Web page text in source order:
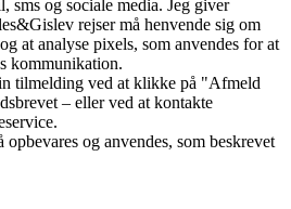
og sociale media. Jeg giver
rejser må henvende sig om
at analyse pixels, som anvendes for at
kommunikation.
tilmelding ved at klikke på "Afmeld
– eller ved at kontakte
og anvendes, som beskrevet